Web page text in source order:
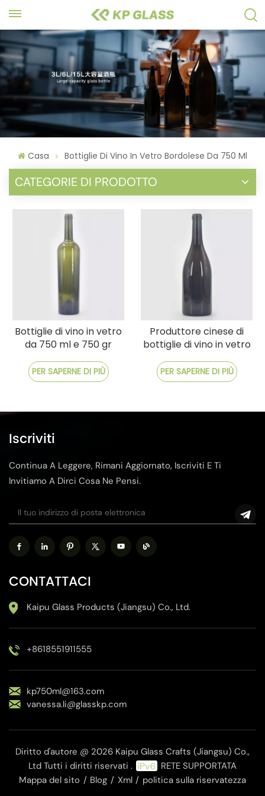
Casa Bottiglie Di Vino In Vetro Bordolese Da 750 Ml
CATEGORIE DI PRODOTTO
Bottiglie di vino in vetro
da 750 ml e 750 gr
Prezzi competitivi
PER SAPERNE DI PIÙ
Produttore cinese di
bottiglie di vino in vetro
PER SAPERNE DI PIÙ
Iscriviti
Continua A Leggere, Rimani Aggiornato, Iscriviti E Ti
Invitiamo A Dirci Cosa Ne Pensi.
CONTATTACI
Kaipu Glass Products (Jiangsu) Co., Ltd.
+8618551911555
kp750ml@163.com
vanessa.li@glasskp.com
Diritto d'autore @ 2026 Kaipu Glass Crafts (Jiangsu) Co.,
Ltd Tutti i diritti riservati .
RETE SUPPORTATA
Mappa del sito / Blog / Xml / politica sulla riservatezza